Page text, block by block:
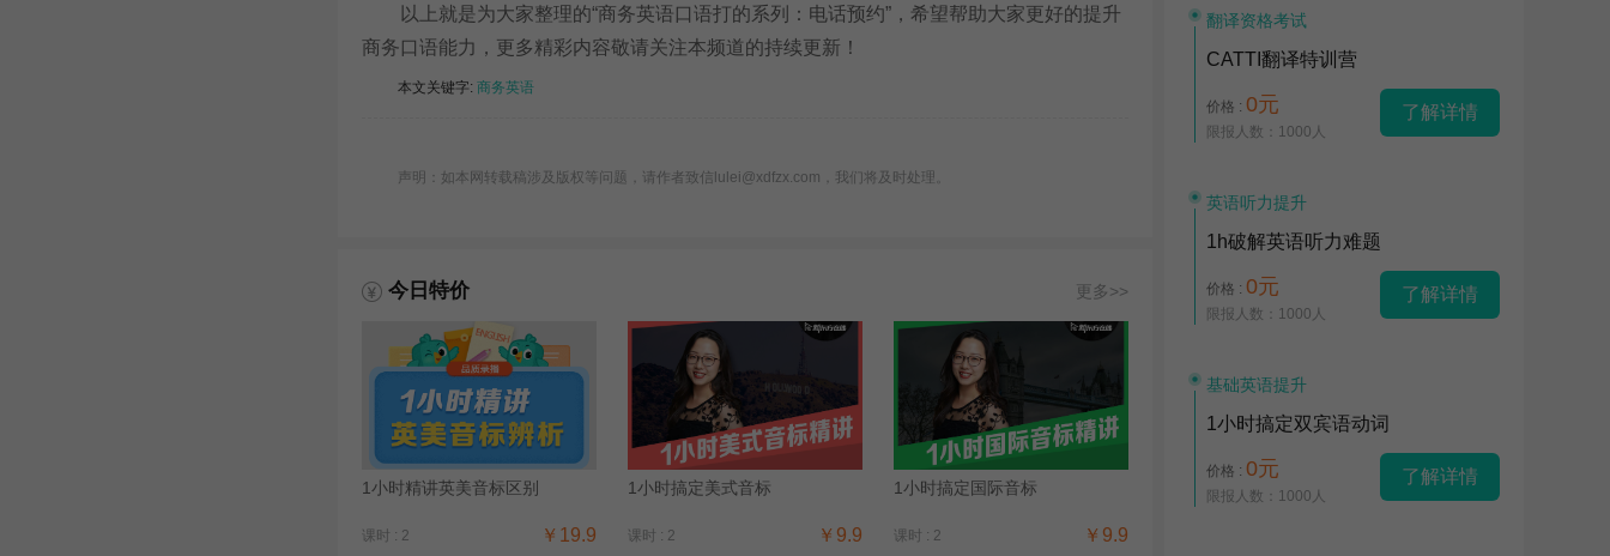
以上就是为大家整理的“商务英语口语打的系列：电话预约”，希望帮助大家更好的提升
商务口语能力，更多精彩内容敬请关注本频道的持续更新！
本文关键字: 商务英语
声明：如本网转载稿涉及版权等问题，请作者致信lulei@xdfzx.com，我们将及时处理。
今日特价 更多>>
1小时精讲英美音标区别
课时 : 2 ￥19.9
1小时搞定美式音标
课时 : 2 ￥9.9
1小时搞定国际音标
课时 : 2 ￥9.9
翻译资格考试
CATTI翻译特训营
价格 : 0元
限报人数：1000人
了解详情
英语听力提升
1h破解英语听力难题
价格 : 0元
限报人数：1000人
了解详情
基础英语提升
1小时搞定双宾语动词
价格 : 0元
限报人数：1000人
了解详情